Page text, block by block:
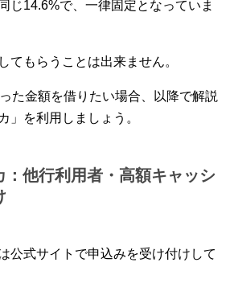
じ14.6%で、一律固定となっていま
てもらうことは出来ません。
た金額を借りたい場合、以降で解説
」を利用しましょう。
：他行利用者・高額キャッシ
公式サイトで申込みを受け付けして